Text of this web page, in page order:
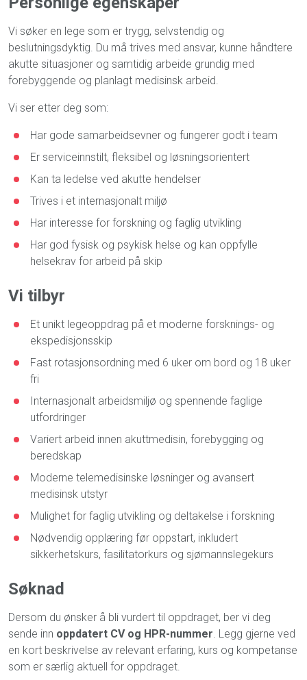
Vi søker en lege som er trygg, selvstendig og
beslutningsdyktig. Du må trives med ansvar, kunne håndtere
akutte situasjoner og samtidig arbeide grundig med
forebyggende og planlagt medisinsk arbeid.
Vi ser etter deg som:
Har gode samarbeidsevner og fungerer godt i team
Er serviceinnstilt, fleksibel og løsningsorientert
Kan ta ledelse ved akutte hendelser
Trives i et internasjonalt miljø
Har interesse for forskning og faglig utvikling
Har god fysisk og psykisk helse og kan oppfylle
helsekrav for arbeid på skip
Vi tilbyr
Et unikt legeoppdrag på et moderne forsknings- og
ekspedisjonsskip
Fast rotasjonsordning med 6 uker om bord og 18 uker
fri
Internasjonalt arbeidsmiljø og spennende faglige
utfordringer
Variert arbeid innen akuttmedisin, forebygging og
beredskap
Moderne telemedisinske løsninger og avansert
medisinsk utstyr
Mulighet for faglig utvikling og deltakelse i forskning
Nødvendig opplæring før oppstart, inkludert
sikkerhetskurs, fasilitatorkurs og sjømannslegekurs
Søknad
Dersom du ønsker å bli vurdert til oppdraget, ber vi deg
sende inn oppdatert CV og HPR-nummer. Legg gjerne ved
en kort beskrivelse av relevant erfaring, kurs og kompetanse
som er særlig aktuell for oppdraget.